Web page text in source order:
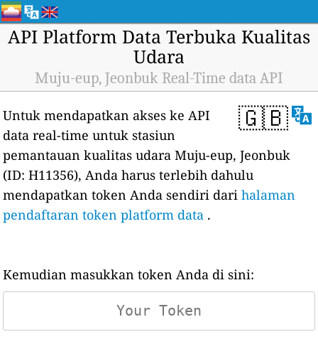
API Platform Data Terbuka Kualitas
Udara
Muju-eup, Jeonbuk Real-Time data API
🇬🇧
Untuk mendapatkan akses ke API
data real-time untuk stasiun
pemantauan kualitas udara Muju-eup, Jeonbuk
(ID: H11356), Anda harus terlebih dahulu
mendapatkan token Anda sendiri darihalaman
pendaftaran token platform data .
Kemudian masukkan token Anda di sini: